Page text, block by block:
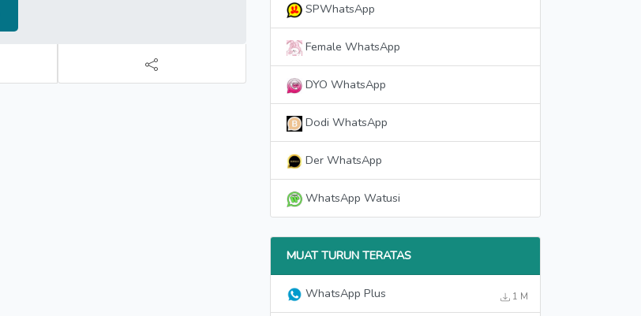
SPWhatsApp
Female WhatsApp
DYO WhatsApp
Dodi WhatsApp
Der WhatsApp
WhatsApp Watusi
MUAT TURUN TERATAS
WhatsApp Plus 1 M